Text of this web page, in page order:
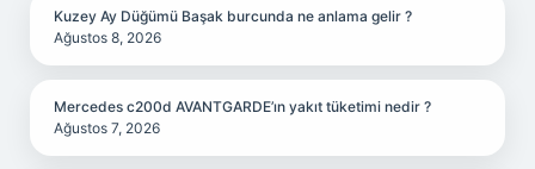
Kuzey Ay Düğümü Başak burcunda ne anlama gelir ?
Ağustos 8, 2026
Mercedes c200d AVANTGARDE’ın yakıt tüketimi nedir ?
Ağustos 7, 2026